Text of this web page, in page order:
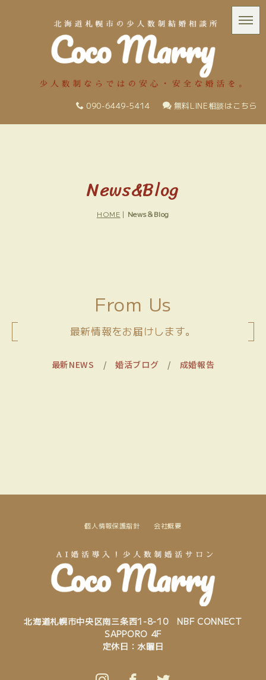
090-6449-5414 無料LINE相談はこちら
News&Blog
HOME | News＆Blog
From Us
最新情報をお届けします。
最新NEWS / 婚活ブログ / 成婚報告
個人情報保護指針 会社概要
北海道札幌市中央区南三条西1-8-10 NBF CONNECT
SAPPORO 4F
定休日：水曜日